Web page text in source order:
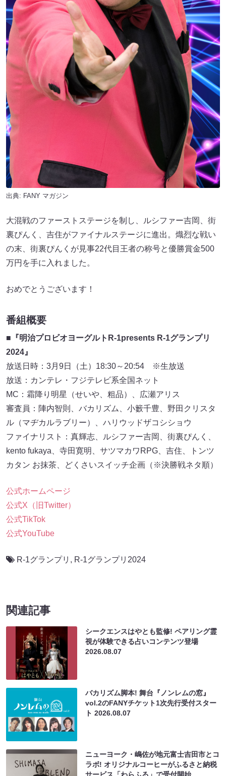
出典: FANY マガジン
大混戦のファーストステージを制し、ルシファー吉岡、街
裏ぴんく、吉住がファイナルステージに進出。熾烈な戦い
の末、街裏ぴんくが見事22代目王者の称号と優勝賞金500
万円を手に入れました。
おめでとうございます！
番組概要
■『明治プロビオヨーグルトR-1presents R-1グランプリ
2024』
放送日時：3月9日（土）18:30～20:54 ※生放送
放送：カンテレ・フジテレビ系全国ネット
MC：霜降り明星（せいや、粗品）、広瀬アリス
審査員：陣内智則、バカリズム、小籔千豊、野田クリスタ
ル（マヂカルラブリー）、ハリウッドザコシショウ
ファイナリスト：真輝志、ルシファー吉岡、街裏ぴんく、
kento fukaya、寺田寛明、サツマカワRPG、吉住、トンツ
カタン お抹茶、どくさいスイッチ企画（※決勝戦ネタ順）
公式ホームページ
公式X（旧Twitter）
公式TikTok
公式YouTube
R-1グランプリ , R-1グランプリ2024
関連記事
シークエンスはやとも監修! ペアリング霊
視が体験できる占いコンテンツ登場
2026.08.07
バカリズム脚本! 舞台『ノンレムの窓』
vol.2のFANYチケット1次先行受付スター
ト2026.08.07
ニューヨーク・嶋佐が地元富士吉田市とコ
ラボ! オリジナルコーヒーがふるさと納税
サービス「わらふる」で受付開始